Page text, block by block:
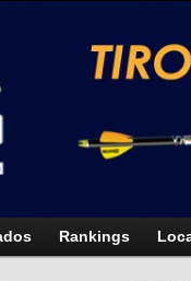
Rankings